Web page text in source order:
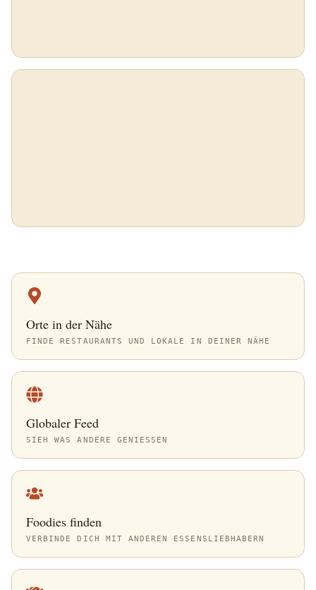
Orte in der Nähe
FINDE RESTAURANTS UND LOKALE IN DEINER NÄHE
Globaler Feed
SIEH WAS ANDERE GENIESSEN
Foodies finden
VERBINDE DICH MIT ANDEREN ESSENSLIEBHABERN